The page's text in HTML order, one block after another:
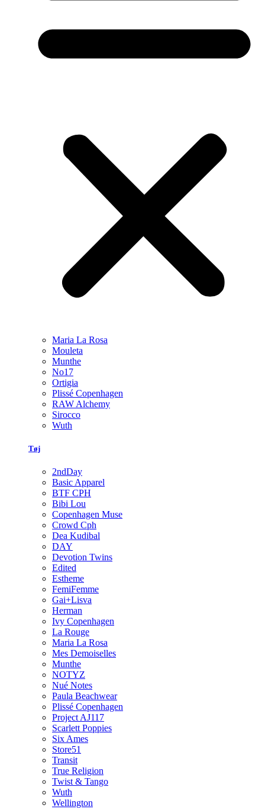
Maria La Rosa
Mouleta
Munthe
No17
Ortigia
Plissé Copenhagen
RAW Alchemy
Sirocco
Wuth
Tøj
2ndDay
Basic Apparel
BTF CPH
Bibi Lou
Copenhagen Muse
Crowd Cph
Dea Kudibal
DAY
Devotion Twins
Edited
Estheme
FemiFemme
Gai+Lisva
Herman
Ivy Copenhagen
La Rouge
Maria La Rosa
Mes Demoiselles
Munthe
NOTYZ
Nué Notes
Paula Beachwear
Plissé Copenhagen
Project AJ117
Scarlett Poppies
Six Ames
Store51
Transit
True Religion
Twist & Tango
Wuth
Wellington